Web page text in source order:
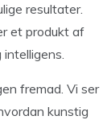
resultater.
et produkt af
fremad. Vi ser
kunstig